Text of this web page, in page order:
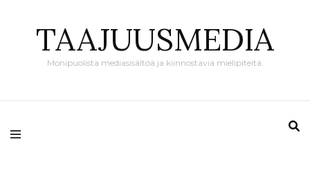
TAAJUUSMEDIA
Monipuolista mediasisältöä ja kiinnostavia mielipiteitä.